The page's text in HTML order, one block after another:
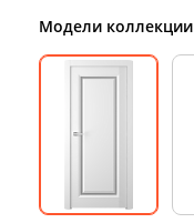
Модели коллекции